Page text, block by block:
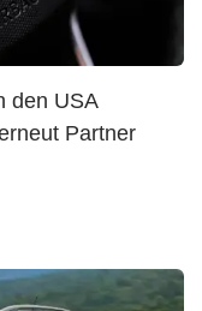
den USA
Partner